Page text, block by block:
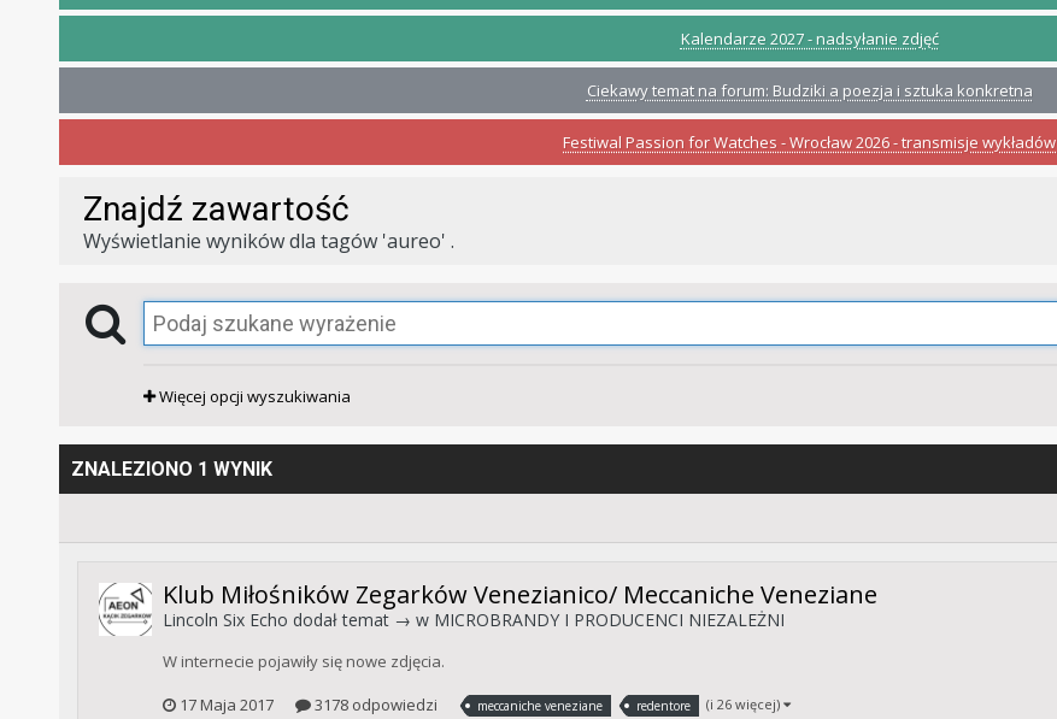
Kalendarze 2027 - nadsyłanie zdjęć
Ciekawy temat na forum: Budziki a poezja i sztuka konkretna
Festiwal Passion for Watches - Wrocław 2026 - transmisje wykładów
Znajdź zawartość
Wyświetlanie wyników dla tagów 'aureo' .
Więcej opcji wyszukiwania
ZNALEZIONO 1 WYNIK
Klub Miłośników Zegarków Venezianico/ Meccaniche Veneziane
Lincoln Six Echo dodał temat → w MICROBRANDY I PRODUCENCI NIEZALEŻNI
W internecie pojawiły się nowe zdjęcia.
17 Maja 2017
3178 odpowiedzi meccaniche veneziane redentore (i 26 więcej)